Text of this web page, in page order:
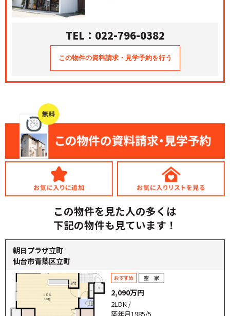
TEL：022-796-0382
この物件を見た人の多くは
下記の物件も見ています！
朝日プラザ立町
仙台市青葉区立町
2,090万円
2LDK /
築年月1985/5